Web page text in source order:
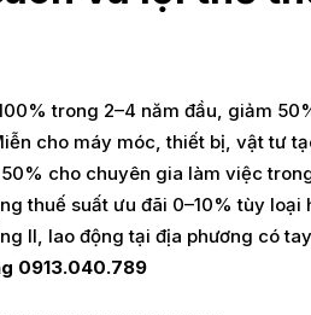
trong 2–4 năm đầu, giảm
cho máy móc, thiết bị, vật tư
50% cho chuyên gia làm việc
thuế suất ưu đãi 0–10% tùy loại
II, lao động tại địa phương có
0913.040.789